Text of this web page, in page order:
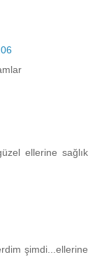
ellerine sağlık
şimdi...ellerine